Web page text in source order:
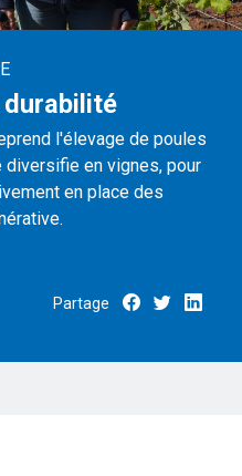
durabilité
l'élevage de poules
en vignes, pour
en place des
Partage